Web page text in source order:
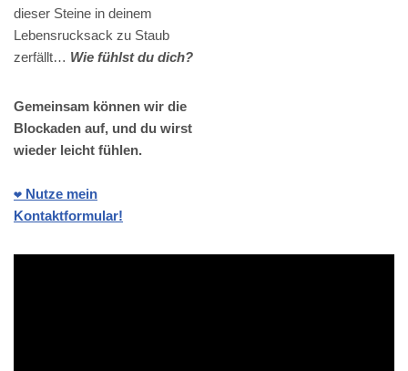
dieser Steine in deinem
Lebensrucksack zu Staub
zerfällt… Wie fühlst du dich?
Gemeinsam können wir die
Blockaden auf, und du wirst
wieder leicht fühlen.
❤️ Nutze mein
Kontaktformular!